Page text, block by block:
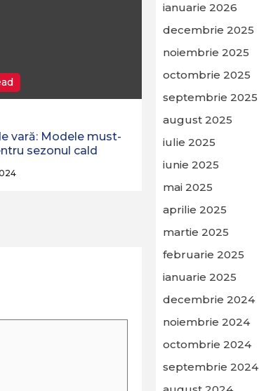
vară: Modele must-
sezonul cald
ianuarie 2026
decembrie 2025
noiembrie 2025
octombrie 2025
septembrie 2025
august 2025
iulie 2025
iunie 2025
mai 2025
aprilie 2025
martie 2025
februarie 2025
ianuarie 2025
decembrie 2024
noiembrie 2024
octombrie 2024
septembrie 2024